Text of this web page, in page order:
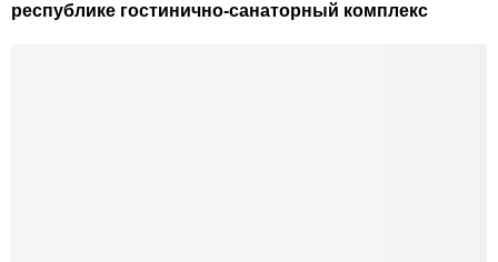
республике гостинично-санаторный комплекс